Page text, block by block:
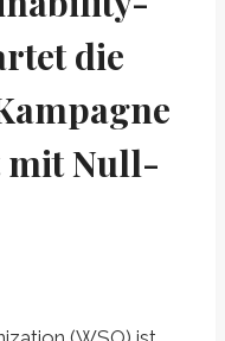
die
mit Null-